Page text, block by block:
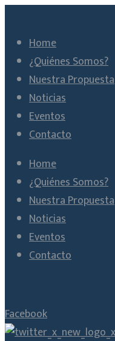
Home
¿Quiénes Somos?
Nuestra Propuesta
Noticias
Eventos
Contacto
Home
¿Quiénes Somos?
Nuestra Propuesta
Noticias
Eventos
Contacto
Facebook